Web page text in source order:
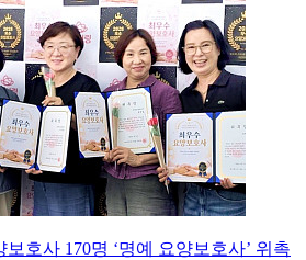
보호사 170명 ‘명예 요양보호사’ 위촉